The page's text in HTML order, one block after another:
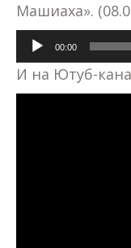
Машиаха».
Аудиоплеер
00:00
И на Ютуб-